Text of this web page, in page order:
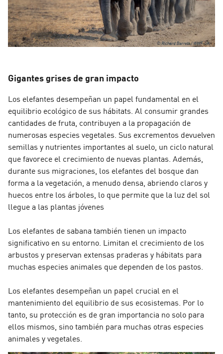
Gigantes grises de gran impacto
Los elefantes desempeñan un papel fundamental en el
equilibrio ecológico de sus hábitats. Al consumir grandes
cantidades de fruta, contribuyen a la propagación de
numerosas especies vegetales. Sus excrementos devuelven
semillas y nutrientes importantes al suelo, un ciclo natural
que favorece el crecimiento de nuevas plantas. Además,
durante sus migraciones, los elefantes del bosque dan
forma a la vegetación, a menudo densa, abriendo claros y
huecos entre los árboles, lo que permite que la luz del sol
llegue a las plantas jóvenes
Los elefantes de sabana también tienen un impacto
significativo en su entorno. Limitan el crecimiento de los
arbustos y preservan extensas praderas y hábitats para
muchas especies animales que dependen de los pastos.
Los elefantes desempeñan un papel crucial en el
mantenimiento del equilibrio de sus ecosistemas. Por lo
tanto, su protección es de gran importancia no solo para
ellos mismos, sino también para muchas otras especies
animales y vegetales.